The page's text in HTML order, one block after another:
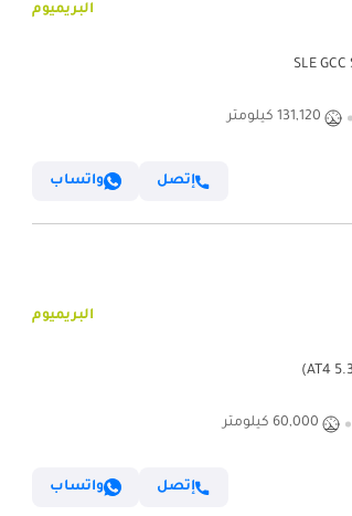
البريميوم
131,120 كيلومتر
إتصل واتساب
البريميوم
60,000 كيلومتر
إتصل واتساب